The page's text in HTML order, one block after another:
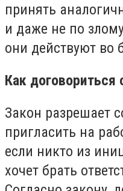
принять
и даже не по
они действуют во
Как
Закон разрешает
пригласить на
если никто из
хочет брать